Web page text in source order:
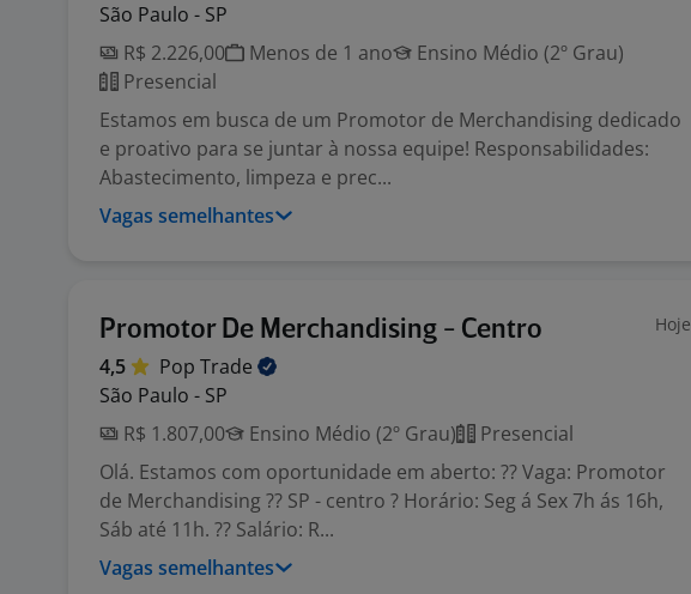
São Paulo - SP
R$ 2.226,00
Menos de 1 ano
Ensino Médio (2º Grau)
Presencial
Estamos em busca de um Promotor de Merchandising dedicado
e proativo para se juntar à nossa equipe! Responsabilidades:
Abastecimento, limpeza e prec...
Vagas semelhantes
Promotor De Merchandising - Centro Hoje
4,5 Pop Trade
São Paulo - SP
R$ 1.807,00
Ensino Médio (2º Grau)
Presencial
Olá. Estamos com oportunidade em aberto: ?? Vaga: Promotor
de Merchandising ?? SP - centro ? Horário: Seg á Sex 7h ás 16h,
Sáb até 11h. ?? Salário: R...
Vagas semelhantes